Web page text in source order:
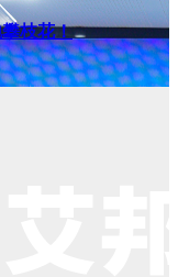
枝花！